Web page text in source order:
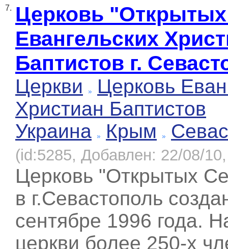
7. Церковь
Евангельских
Баптистов г.
Церкви
Церковь
Христиан Баптистов
Украина
Крым
(id:5285, Добавлен: 22/08/
Церковь "Открытых
в г.Севастополь
сентябре 1996 года.
церкви более 250-х